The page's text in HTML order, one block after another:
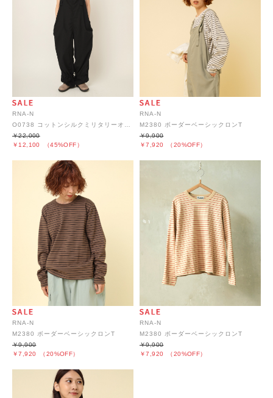
RNA-N
O0738 コットンシルクミリタリーオーバーオール
￥12,100 （45%OFF）
￥22,000
RNA-N
M2380 ボーダーベーシックロンT
￥7,920 （20%OFF）
￥9,900
RNA-N
M2380 ボーダーベーシックロンT
￥7,920 （20%OFF）
￥9,900
RNA-N
M2380 ボーダーベーシックロンT
￥7,920 （20%OFF）
￥9,900